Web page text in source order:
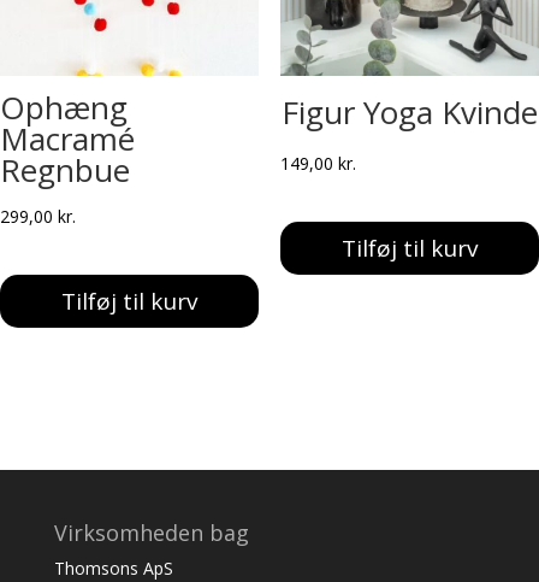
Ophæng
Macramé
Regnbue
299,00 kr.
Tilføj til kurv
Figur Yoga Kvinde
149,00 kr.
Tilføj til kurv
Virksomheden bag
Thomsons ApS